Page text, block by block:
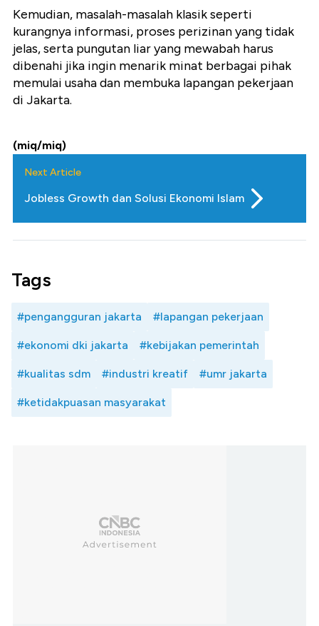
Kemudian, masalah-masalah klasik seperti
kurangnya informasi, proses perizinan yang tidak
jelas, serta pungutan liar yang mewabah harus
dibenahi jika ingin menarik minat berbagai pihak
memulai usaha dan membuka lapangan pekerjaan
di Jakarta.
(miq/miq)
Next Article
Jobless Growth dan Solusi Ekonomi Islam
Tags
#pengangguran jakarta #lapangan pekerjaan
#ekonomi dki jakarta #kebijakan pemerintah
#kualitas sdm #industri kreatif #umr jakarta
#ketidakpuasan masyarakat